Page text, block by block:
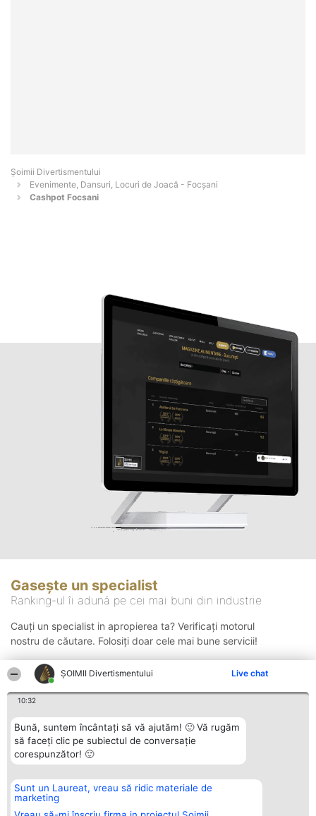
ŞOIMII Divertismentului Live chat
10:32
Bună, suntem încântați să vă ajutăm! 🙂 Vă rugăm
să faceți clic pe subiectul de conversație
corespunzător! 🙂
Sunt un Laureat, vreau să ridic materiale de
marketing
Şoimii Divertismentului
Evenimente, Dansuri, Locuri de Joacă - Focşani
Cashpot Focsani
Gasește un specialist
Ranking-ul îi adună pe cei mai buni din industrie
Cauți un specialist in apropierea ta? Verificați motorul
nostru de căutare. Folosiți doar cele mai bune servicii!
Organizator Ranking
BRIGHT SOLUTIONS BR SRL
Aleea Timisul De Sus 2 Bl. A30
Plebiscyt
Lista Tuturor
Contact